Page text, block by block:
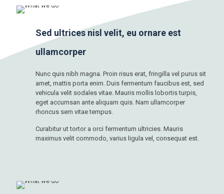
Sed ultrices nisl velit, eu ornare est
ullamcorper
Nunc quis nibh magna. Proin risus erat, fringilla vel purus sit
amet, mattis porta enim. Duis fermentum faucibus est, sed
vehicula velit sodales vitae. Mauris mollis lobortis turpis,
eget accumsan ante aliquam quis. Nam ullamcorper
rhoncus sem vitae tempus.
Curabitur ut tortor a orci fermentum ultricies. Mauris
maximus velit commodo, varius ligula vel, consequat est.